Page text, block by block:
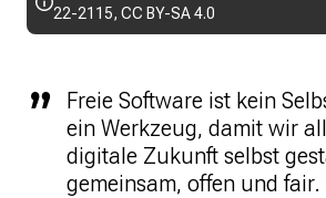
22-2115, CC BY-SA 4.0
Freie Software ist kein
ein Werkzeug, damit wir
digitale Zukunft selbst
gemeinsam, offen und fair.